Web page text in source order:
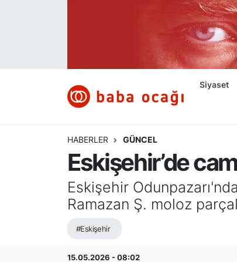
Siyaset
HABERLER GÜNCEL
Eskişehir’de
Eskişehir
Ramazan Ş. moloz
#Eskişehir
15.05.2026 - 08:02
Ekonomi
Kültür ve Sanat
Bilim ve Teknoloji
Yazı Dizisi
Namaz Vakitleri
Trafik Durumu
Süper Lig Puan Durumu ve Fikstür
Tüm Manşetler
Son Dakika Haberleri
Haber Arşivi